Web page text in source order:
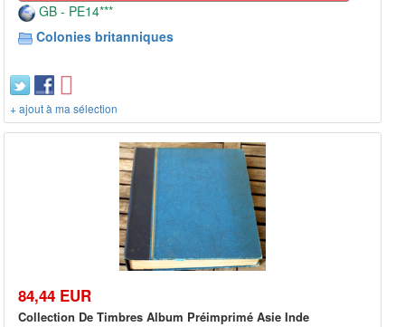
GB - PE14***
Colonies britanniques
+ ajout à ma sélection
84,44 EUR
Collection De Timbres Album Préimprimé Asie Inde